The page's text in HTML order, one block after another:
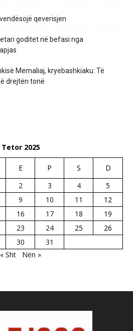
qeverisjen
goditet në befasi nga
Memaliaj, kryebashkiaku: Të
drejtën tonë
Tetor 2025
E P S
D
2 3 4
5
9 10 11
12
16 17 18
19
23 24 25
26
30
31
« Sht
Nën »